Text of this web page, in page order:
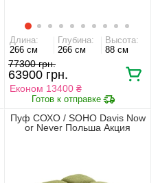
Длина:
266 см
Глубина:
266 см
Высота:
88 см
77300 грн.
63900 грн.
Економ 13400 ₴
Пуф СОХО / SOHO Davis Now
or Never Польша Акция